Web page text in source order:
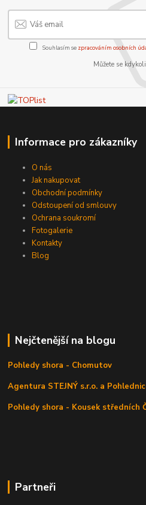
Souhlasím se zpracováním osobních
Můžete se
Informace pro zákazníky
O nás
Jak nakupovat
Obchodní podmínky
Odstoupení od smlouvy
Ochrana soukromí
Fotogalerie
Kontakty
Blog
Nejčtenější na blogu
Pohledy shora - Chomutov
Agentura STEJNÝ s.r.o. a
Pohledy shora - Kousek středních
Partneři